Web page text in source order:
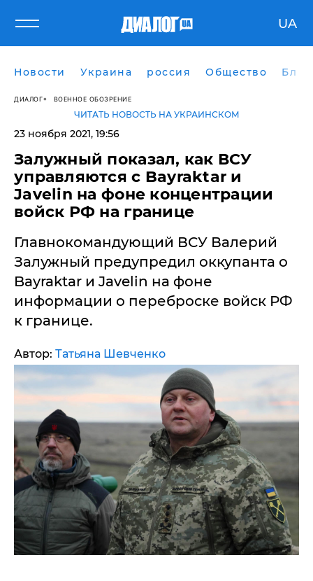
UA
Новости Украина россия Общество
ДИАЛОГ ВОЕННОЕ ОБОЗРЕНИЕ
ЧИТАТЬ НОВОСТЬ НА УКРАИНСКОМ
23 ноября 2021, 19:56
​Залужный показал, как ВСУ
управляются с Bayraktar и
Javelin на фоне концентрации
войск РФ на границе
Главнокомандующий ВСУ Валерий
Залужный предупредил оккупанта о
Bayraktar и Javelin на фоне
информации о переброске войск РФ
к границе.
Автор: Татьяна Шевченко